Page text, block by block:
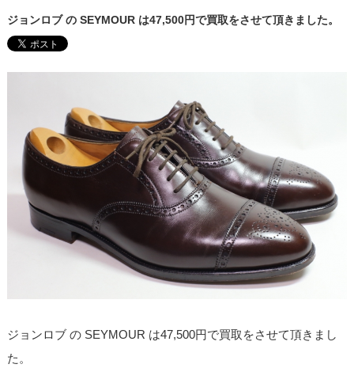
ジョンロブ の SEYMOUR は47,500円で買取をさせて頂きました。
ジョンロブ の SEYMOUR は47,500円で買取をさせて頂きまし
た。